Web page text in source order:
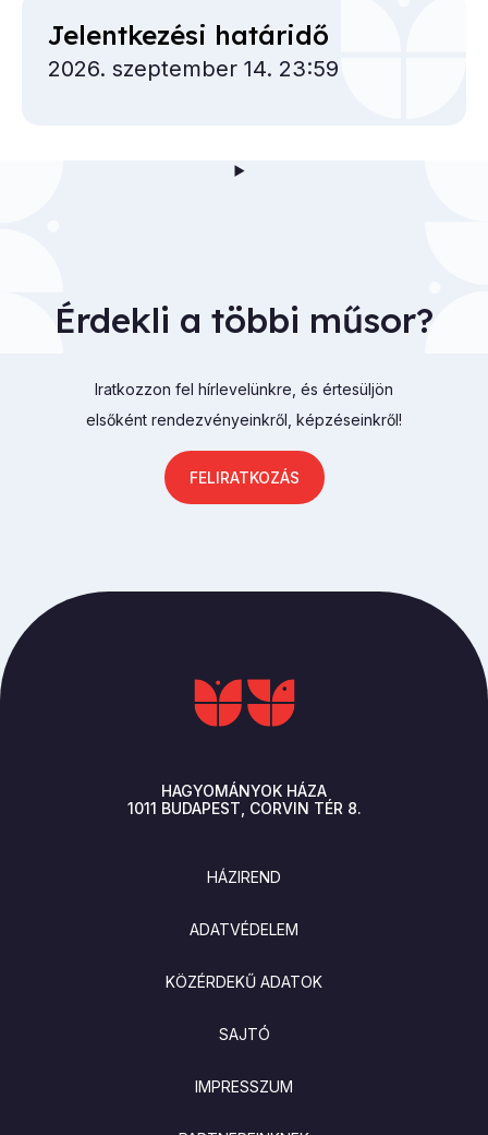
Jelentkezési határidő
2026. szeptember 14. 23:59
Érdekli a többi műsor?
Iratkozzon fel hírlevelünkre, és értesüljön
elsőként rendezvényeinkről, képzéseinkről!
FELIRATKOZÁS
HAGYOMÁNYOK HÁZA
1011 BUDAPEST CORVIN TÉR 8.
HÁZIREND
ADATVÉDELEM
KÖZÉRDEKŰ ADATOK
SAJTÓ
IMPRESSZUM